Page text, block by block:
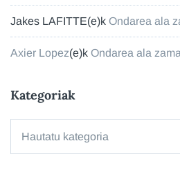
Jakes LAFITTE(e)k Ondarea ala
Axier Lopez(e)k Ondarea ala
Kategoriak